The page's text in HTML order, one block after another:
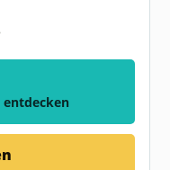
entdecken